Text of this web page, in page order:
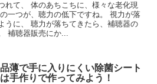
れて、 体のあちこちに、様々な老化現
一つが、聴力の低下ですね。 視力が落
うに、 聴力が落ちてきたら、補聴器の
補聴器販売にか...
品薄で手に入りにくい除菌シート
は手作りで作ってみよう！